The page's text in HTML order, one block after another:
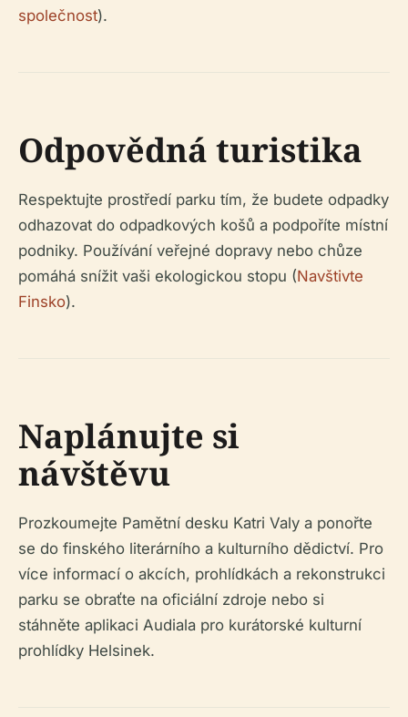
společnost).
Odpovědná turistika
Respektujte prostředí parku tím, že budete odpadky
odhazovat do odpadkových košů a podpoříte místní
podniky. Používání veřejné dopravy nebo chůze
pomáhá snížit vaši ekologickou stopu (Navštivte
Finsko).
Naplánujte si
návštěvu
Prozkoumejte Pamětní desku Katri Valy a ponořte
se do finského literárního a kulturního dědictví. Pro
více informací o akcích, prohlídkách a rekonstrukci
parku se obraťte na oficiální zdroje nebo si
stáhněte aplikaci Audiala pro kurátorské kulturní
prohlídky Helsinek.